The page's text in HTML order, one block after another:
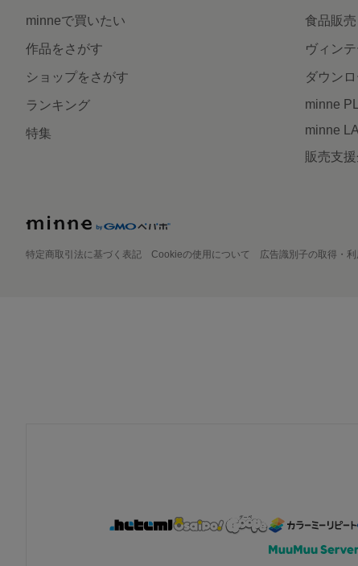
minneで買いたい
作品をさがす
ショップをさがす
ランキング
特集
食品販売
ヴィンテ
ダウンロ
minne
minne
販売支
特定商取引法に基づく表記 Cookieの使用について 広告識別子の取得・利